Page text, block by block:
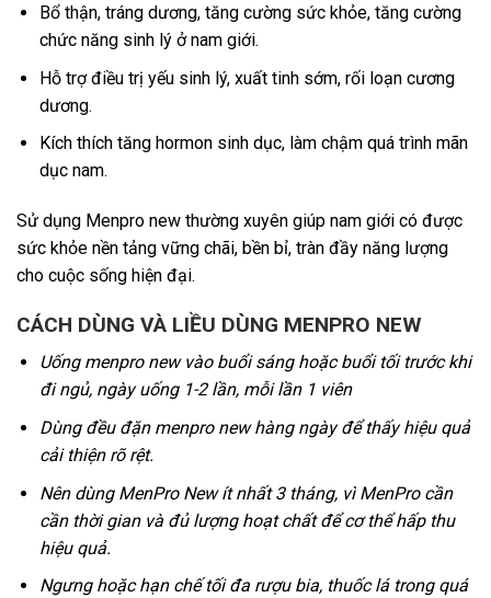
Bổ thận, tráng dương, tăng cường sức khỏe, tăng cường
chức năng sinh lý ở nam giới.
Hỗ trợ điều trị yếu sinh lý, xuất tinh sớm, rối loạn cương
dương.
Kích thích tăng hormon sinh dục, làm chậm quá trình mãn
dục nam.
Sử dụng Menpro new thường xuyên giúp nam giới có được
sức khỏe nền tảng vững chãi, bền bỉ, tràn đầy năng lượng
cho cuộc sống hiện đại.
CÁCH DÙNG VÀ LIỀU DÙNG MENPRO NEW
Uống menpro new vào buổi sáng hoặc buổi tối trước khi
đi ngủ, ngày uống 1-2 lần, mỗi lần 1 viên
Dùng đều đặn menpro new hàng ngày để thấy hiệu quả
cải thiện rõ rệt.
Nên dùng MenPro New ít nhất 3 tháng, vì MenPro cần
cần thời gian và đủ lượng hoạt chất để cơ thể hấp thu
hiệu quả.
Ngưng hoặc hạn chế tối đa rượu bia, thuốc lá trong quá